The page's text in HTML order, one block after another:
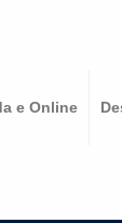
e Online